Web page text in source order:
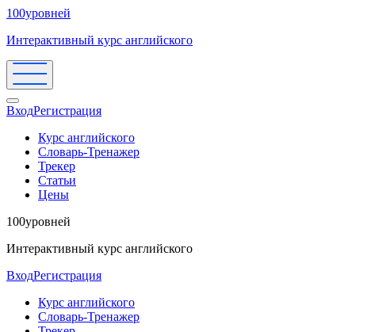
100уровней
Интерактивный курс английского
ВходРегистрация
Курс английского
Словарь-Тренажер
Трекер
Статьи
Цены
100уровней
Интерактивный курс английского
ВходРегистрация
Курс английского
Словарь-Тренажер